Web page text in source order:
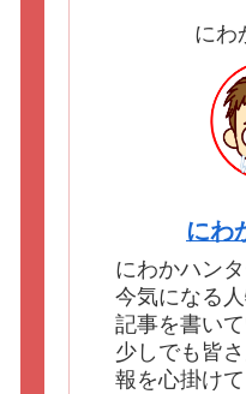
にわ
にわ
にわかハンタ
今気になる
記事を書い
少しでも皆
報を心掛けて